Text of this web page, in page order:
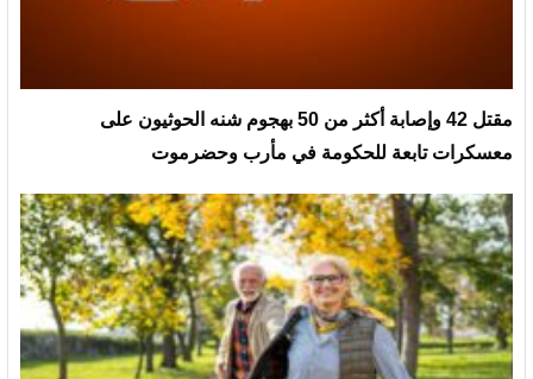
مقتل 42 وإصابة أكثر من 50 بهجوم شنه الحوثيون على
معسكرات تابعة للحكومة في مأرب وحضرموت